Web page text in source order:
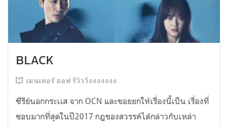
BLACK
เมนเทอร์ ออฟ รีวิววิ่งงงงงงง
ซีรีย์นอกกระเเส จาก OCN และขอยยกให้เรื่องนี้เป็น เรื่องที่
ชอบมากที่สุดในปี2017 กฎของสวรรค์ได้กล่าวกับเหล่า